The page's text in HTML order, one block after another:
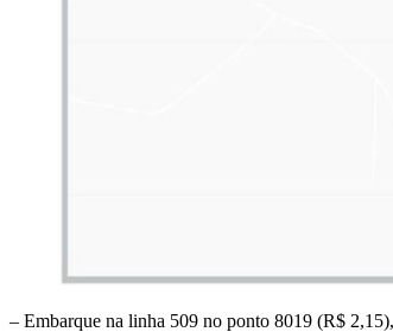
– Embarque na linha 509 no ponto 8019 (R$